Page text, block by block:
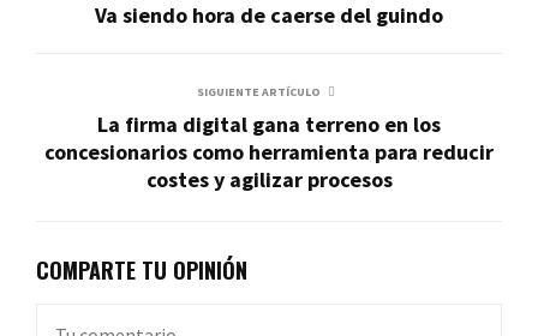
Va siendo hora de caerse del guindo
SIGUIENTE ARTÍCULO
La firma digital gana terreno en los
concesionarios como herramienta para reducir
costes y agilizar procesos
COMPARTE TU OPINIÓN